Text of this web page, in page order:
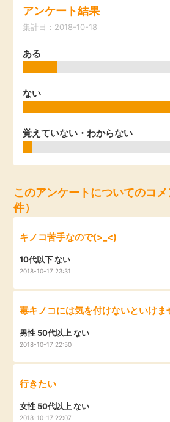
アンケート
ゲーム
お友達紹介
カード比較
特集一覧
ヘルプセンター
引っ越し
買取・査定
月額有料サービス
家計の固定費
アンケート結果
集計日：2018-10-18
ある
ない
覚えていない・わからない
このアンケートについてのコ
件）
キノコ苦手なので(>_<)
10代以下 ない
2018-10-17 23:31
毒キノコには気を付けないといけま
男性 50代以上 ない
2018-10-17 22:50
行きたい
女性 50代以上 ない
2018-10-17 22:07